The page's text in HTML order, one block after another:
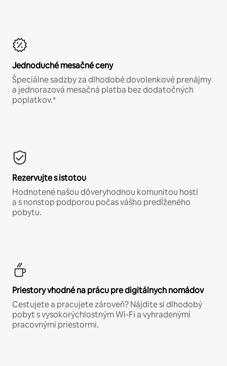
Jednoduché mesačné ceny
Špeciálne sadzby za dlhodobé dovolenkové prenájmy
a jednorazová mesačná platba bez dodatočných
poplatkov.*
Rezervujte s istotou
Hodnotené našou dôveryhodnou komunitou hostí
a s nonstop podporou počas vášho predĺženého
pobytu.
Priestory vhodné na prácu pre digitálnych nomádov
Cestujete a pracujete zároveň? Nájdite si dlhodobý
pobyt s vysokorýchlostným Wi-Fi a vyhradenými
pracovnými priestormi.